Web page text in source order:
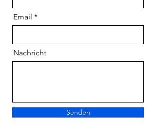
Email
Nachricht
Senden